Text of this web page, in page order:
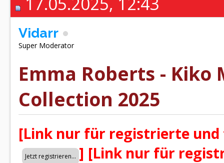
Vidarr
Super Moderator
Emma Roberts -
Collection 2025
[Link nur für registrierte
] [Link nur für